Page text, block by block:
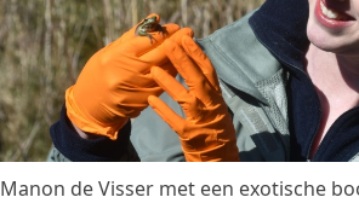
Manon de Visser met een exotische